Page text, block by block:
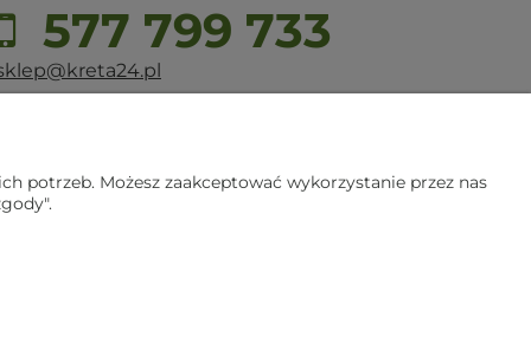
577 799 733
potrzeb. Możesz zaakceptować wykorzystanie przez nas